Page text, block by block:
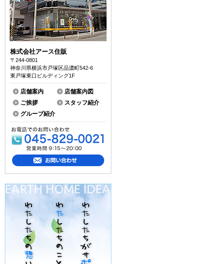
株式会社アース住販
〒244-0801
神奈川県横浜市戸塚区品濃町542-6
東戸塚東口ビルディング1F
店舗案内
店舗案内図
ご挨拶
スタッフ紹介
グループ紹介